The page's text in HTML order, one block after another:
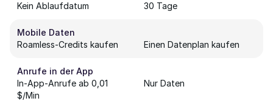
Kein Ablaufdatum
30 Tage
Mobile Daten
Roamless-Credits kaufen
Einen Datenplan kaufen
Anrufe in der App
In-App-Anrufe ab 0,01
$/Min
Nur Daten